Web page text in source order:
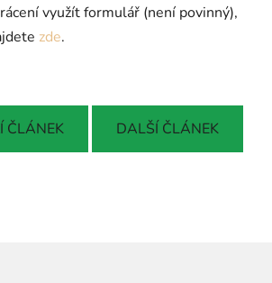
využít formulář (není povinný),
zde.
ČLÁNEK DALŠÍ ČLÁNEK